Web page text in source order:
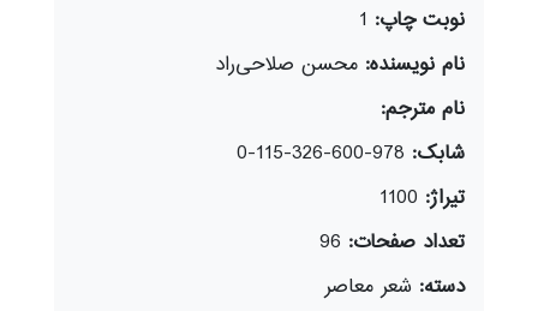
نوبت چاپ: 1
نام نویسنده: محسن صلاحی‌راد
نام مترجم:
شابک: 978-600-326-115-0
تیراژ: 1100
تعداد صفحات: 96
دسته: شعر معاصر